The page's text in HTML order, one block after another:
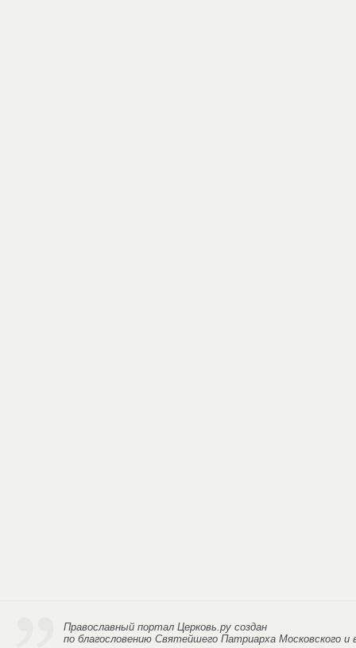
Православный портал Церковь.ру создан
по благословению Святейшего Патриарха Московского и